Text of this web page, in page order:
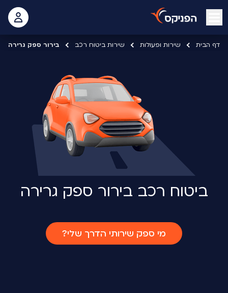
open mobile menu
דף הבית שירות ופעולות שירות ביטוח רכב בירור ספק גרירה
ביטוח רכב בירור ספק גרירה
מי ספק שירותי הדרך שלי?